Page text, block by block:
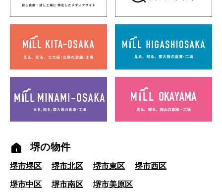
堺の物件
堺市堺区 堺市北区 堺市東区 堺市西区
堺市中区 堺市南区 堺市美原区